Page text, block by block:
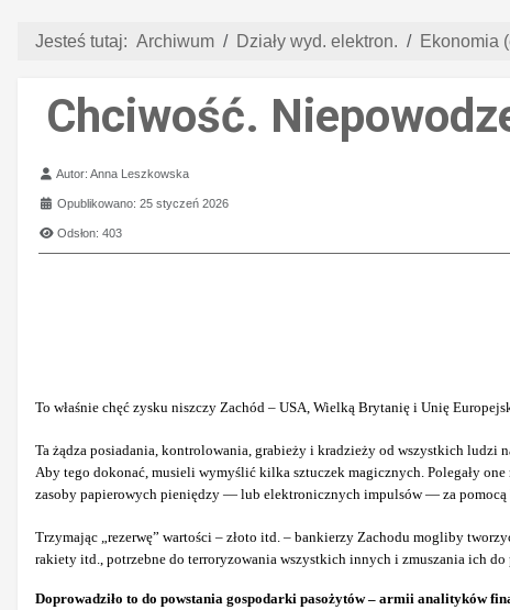
Jesteś tutaj: Archiwum Działy wyd. elektron. Ekonomia
Chciwość.
Szczegóły
Autor:Anna Leszkowska
Opublikowano: 25 styczeń 2026
Odsłon: 403
To właśnie chęć zysku niszczy Zachód – USA, Wielką Brytanię i Unię
Ta żądza posiadania, kontrolowania, grabieży i kradzieży od wszystkich ludzi
Aby tego dokonać, musieli wymyślić kilka sztuczek magicznych. Polegały
zasoby papierowych pieniędzy — lub elektronicznych impulsów — za pomocą
Trzymając „rezerwę” wartości – złoto itd. – bankierzy Zachodu mogliby
rakiety itd., potrzebne do terroryzowania wszystkich innych i zmuszania ich do
Doprowadziło to do powstania gospodarki pasożytów – armii analityków